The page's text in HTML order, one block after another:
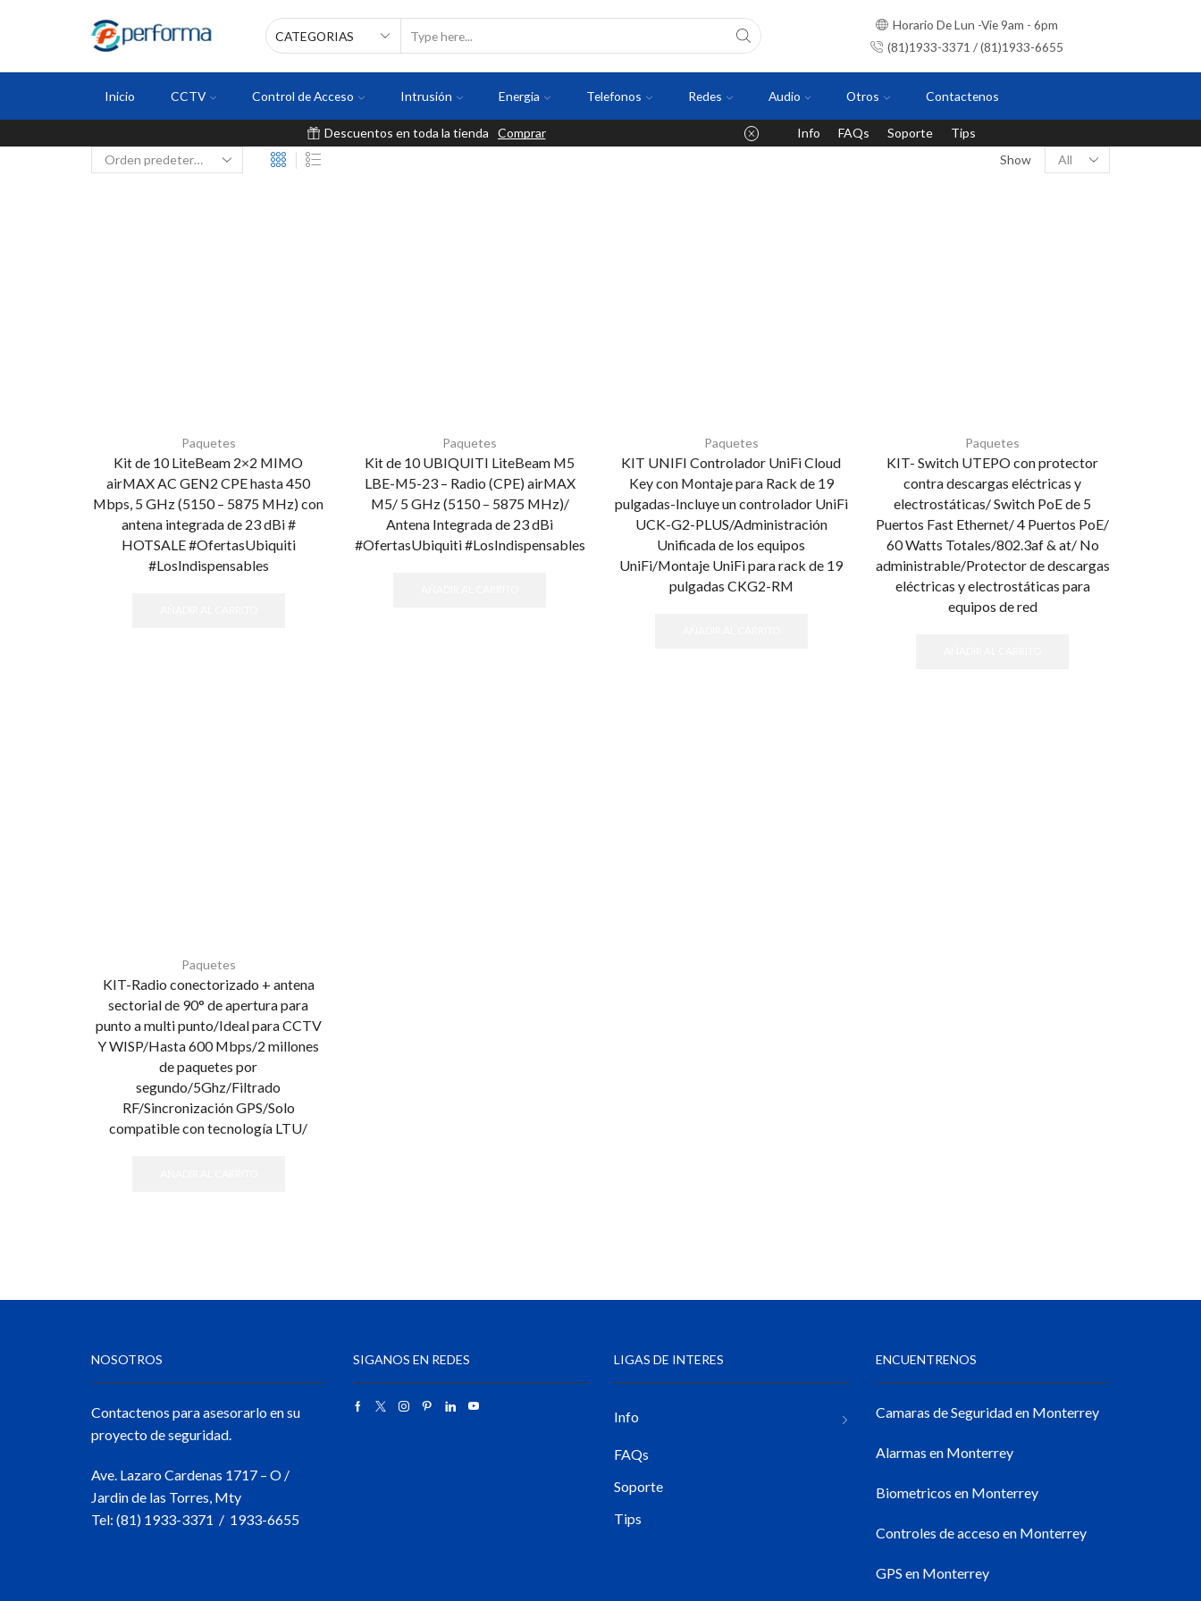
Horario De Lun -Vie 9am - 6pm
(81)1933-3371 / (81)1933-6655
Inicio CCTV Control de Acceso Intrusión Energia Telefonos Redes Audio Otros Contactenos
Descuentos en toda la tienda Comprar Info FAQs Soporte
Tips
Show
Paquetes
Kit de 10 LiteBeam 2×2 MIMO
airMAX AC GEN2 CPE hasta 450
Mbps, 5 GHz (5150 – 5875 MHz) con
antena integrada de 23 dBi #
HOTSALE #OfertasUbiquiti
#LosIndispensables
Paquetes
Kit de 10 UBIQUITI LiteBeam M5
LBE-M5-23 – Radio (CPE) airMAX
M5/ 5 GHz (5150 – 5875 MHz)/
Antena Integrada de 23 dBi
#OfertasUbiquiti #LosIndispensables
Paquetes
KIT UNIFI Controlador UniFi Cloud
Key con Montaje para Rack de 19
pulgadas-Incluye un controlador UniFi
UCK-G2-PLUS/Administración
Unificada de los equipos
UniFi/Montaje UniFi para rack de 19
pulgadas CKG2-RM
Paquetes
KIT- Switch UTEPO con protector
contra descargas eléctricas y
electrostáticas/ Switch PoE de 5
Puertos Fast Ethernet/ 4 Puertos PoE/
60 Watts Totales/802.3af & at/ No
administrable/Protector de descargas
eléctricas y electrostáticas para
equipos de red
Paquetes
KIT-Radio conectorizado + antena
sectorial de 90° de apertura para
punto a multi punto/Ideal para CCTV
Y WISP/Hasta 600 Mbps/2 millones
de paquetes por
segundo/5Ghz/Filtrado
RF/Sincronización GPS/Solo
compatible con tecnología LTU/
NOSOTROS
Contactenos para asesorarlo en su
proyecto de seguridad.
Ave. Lazaro Cardenas 1717 – O /
Jardin de las Torres, Mty
Tel: (81) 1933-3371 / 1933-6655
SIGANOS EN REDES LIGAS DE INTERES
Info
FAQs
Soporte
Tips
ENCUENTRENOS
Camaras de Seguridad en Monterrey
Alarmas en Monterrey
Biometricos en Monterrey
Controles de acceso en Monterrey
GPS en Monterrey